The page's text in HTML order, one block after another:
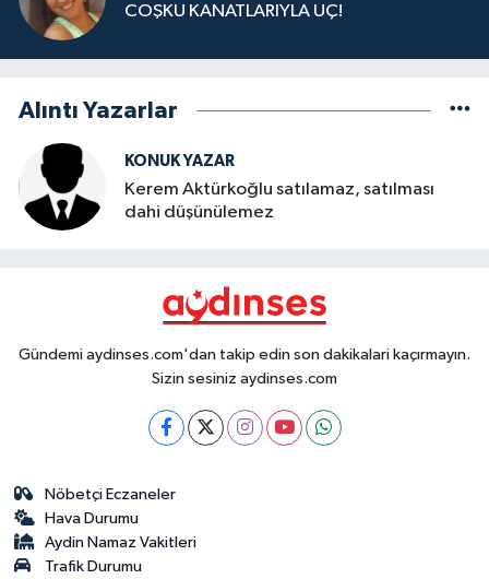
COŞKU KANATLARIYLA UÇ!
Alıntı Yazarlar
KONUK YAZAR
Kerem Aktürkoğlu satılamaz, satılması
dahi düşünülemez
Gündemi aydinses.com'dan takip edin son dakikalari kaçırmayın.
Sizin sesiniz aydinses.com
Nöbetçi Eczaneler
Hava Durumu
Aydin Namaz Vakitleri
Trafik Durumu